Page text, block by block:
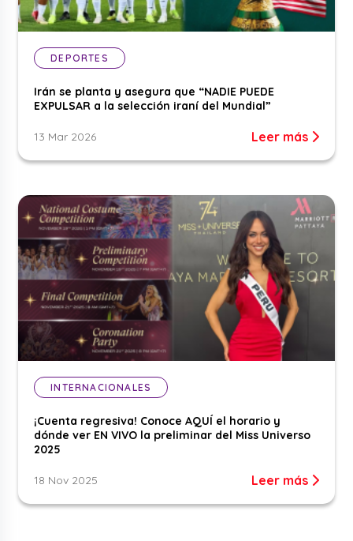
DEPORTES
Irán se planta y asegura que “NADIE PUEDE
EXPULSAR a la selección iraní del Mundial”
13 Mar 2026 Leer más
INTERNACIONALES
¡Cuenta regresiva! Conoce AQUÍ el horario y
dónde ver EN VIVO la preliminar del Miss Universo
2025
18 Nov 2025 Leer más